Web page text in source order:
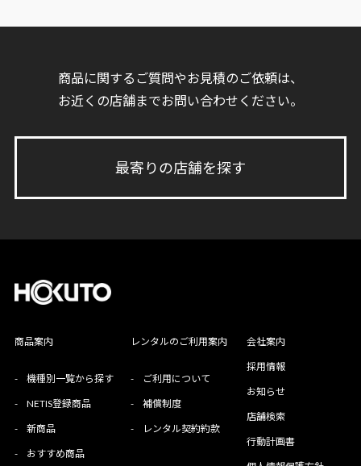
商品に関するご質問やお見積のご依頼は、
お近くの店舗までお問い合わせください。
最寄りの店舗を探す
商品案内
- 機種別一覧から探す
- NETIS登録商品
- 新商品
- おすすめ商品
レンタルのご利用案内
- ご利用について
- 補償制度
- レンタル契約約款
会社案内
採用情報
お知らせ
店舗検索
行動計画書